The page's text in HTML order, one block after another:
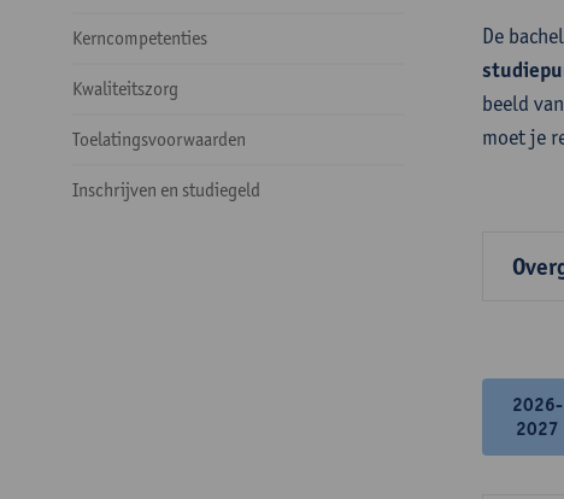
Kerncompetenties
Kwaliteitszorg
Toelatingsvoorwaarden
Inschrijven en studiegeld
De
beeld
moet je
2026-
2027